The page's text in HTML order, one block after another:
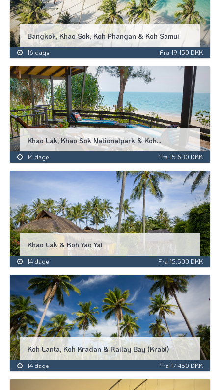
Bangkok, Khao Sok, Koh Phangan & Koh Samui
Fra 19.150 DKK
16 dage
Khao Lak, Khao Sok Nationalpark & Koh...
Fra 15.630 DKK
14 dage
Khao Lak & Koh Yao Yai
Fra 15.500 DKK
14 dage
Koh Lanta, Koh Kradan & Railay Bay (Krabi)
Fra 17.450 DKK
14 dage